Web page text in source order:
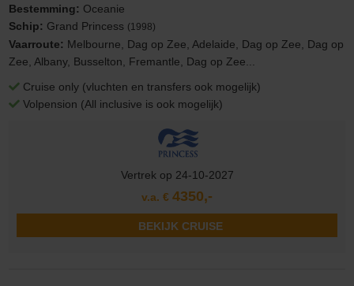
Bestemming: Oceanie
Schip: Grand Princess (1998)
Vaarroute: Melbourne, Dag op Zee, Adelaide, Dag op Zee, Dag op
Zee, Albany, Busselton, Fremantle, Dag op Zee...
Cruise only (vluchten en transfers ook mogelijk)
Volpension (All inclusive is ook mogelijk)
Vertrek op 24-10-2027
v.a. € 4350,-
BEKIJK CRUISE